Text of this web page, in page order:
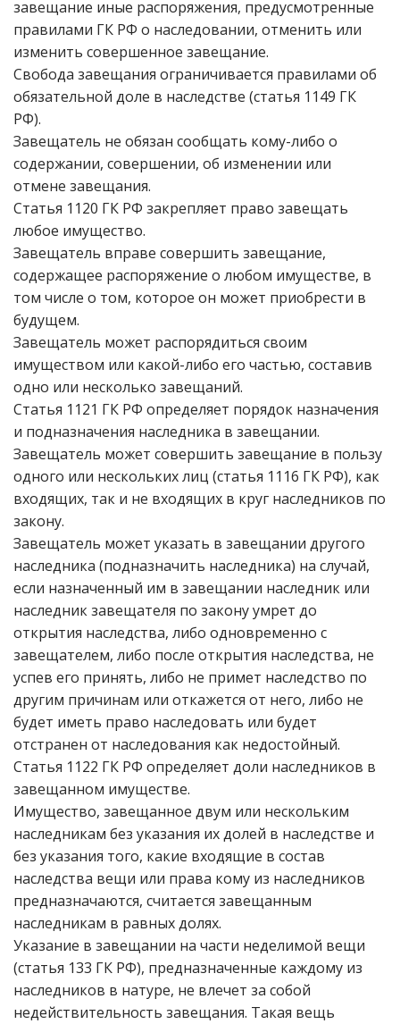
завещание иные распоряжения, предусмотренные
правилами ГК РФ о наследовании, отменить или
изменить совершенное завещание.
Свобода завещания ограничивается правилами об
обязательной доле в наследстве (статья 1149 ГК
РФ).
Завещатель не обязан сообщать кому-либо о
содержании, совершении, об изменении или
отмене завещания.
Статья 1120 ГК РФ закрепляет право завещать
любое имущество.
Завещатель вправе совершить завещание,
содержащее распоряжение о любом имуществе, в
том числе о том, которое он может приобрести в
будущем.
Завещатель может распорядиться своим
имуществом или какой-либо его частью, составив
одно или несколько завещаний.
Статья 1121 ГК РФ определяет порядок назначения
и подназначения наследника в завещании.
Завещатель может совершить завещание в пользу
одного или нескольких лиц (статья 1116 ГК РФ), как
входящих, так и не входящих в круг наследников по
закону.
Завещатель может указать в завещании другого
наследника (подназначить наследника) на случай,
если назначенный им в завещании наследник или
наследник завещателя по закону умрет до
открытия наследства, либо одновременно с
завещателем, либо после открытия наследства, не
успев его принять, либо не примет наследство по
другим причинам или откажется от него, либо не
будет иметь право наследовать или будет
отстранен от наследования как недостойный.
Статья 1122 ГК РФ определяет доли наследников в
завещанном имуществе.
Имущество, завещанное двум или нескольким
наследникам без указания их долей в наследстве и
без указания того, какие входящие в состав
наследства вещи или права кому из наследников
предназначаются, считается завещанным
наследникам в равных долях.
Указание в завещании на части неделимой вещи
(статья 133 ГК РФ), предназначенные каждому из
наследников в натуре, не влечет за собой
недействительность завещания. Такая вещь